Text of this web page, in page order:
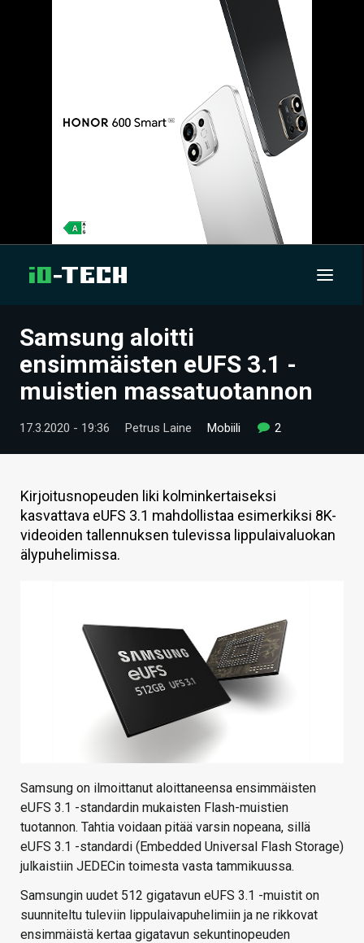
UUTISET
ARTIKKELIT
VIDEOT
TECHBBS
TIETOA
HINTA.FI
KAUPPA
Samsung aloitti
ensimmäisten eUFS 3.1 -
muistien massatuotannon
17.3.2020 - 19:36 Petrus Laine Mobiili 2
Kirjoitusnopeuden liki kolminkertaiseksi
kasvattava eUFS 3.1 mahdollistaa esimerkiksi 8K-
videoiden tallennuksen tulevissa lippulaivaluokan
älypuhelimissa.
Samsung on ilmoittanut aloittaneensa ensimmäisten
eUFS 3.1 -standardin mukaisten Flash-muistien
tuotannon. Tahtia voidaan pitää varsin nopeana, sillä
eUFS 3.1 -standardi (Embedded Universal Flash Storage)
julkaistiin JEDECin toimesta vasta tammikuussa.
Samsungin uudet 512 gigatavun eUFS 3.1 -muistit on
suunniteltu tuleviin lippulaivapuhelimiin ja ne rikkovat
ensimmäistä kertaa gigatavun sekuntinopeuden